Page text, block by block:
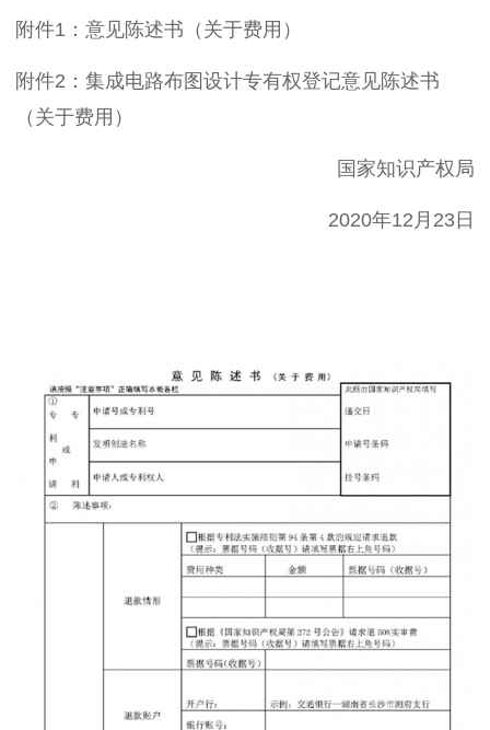
附件1：意见陈述书（关于费用）
附件2：集成电路布图设计专有权登记意见陈述书
（关于费用）
国家知识产权局
2020年12月23日